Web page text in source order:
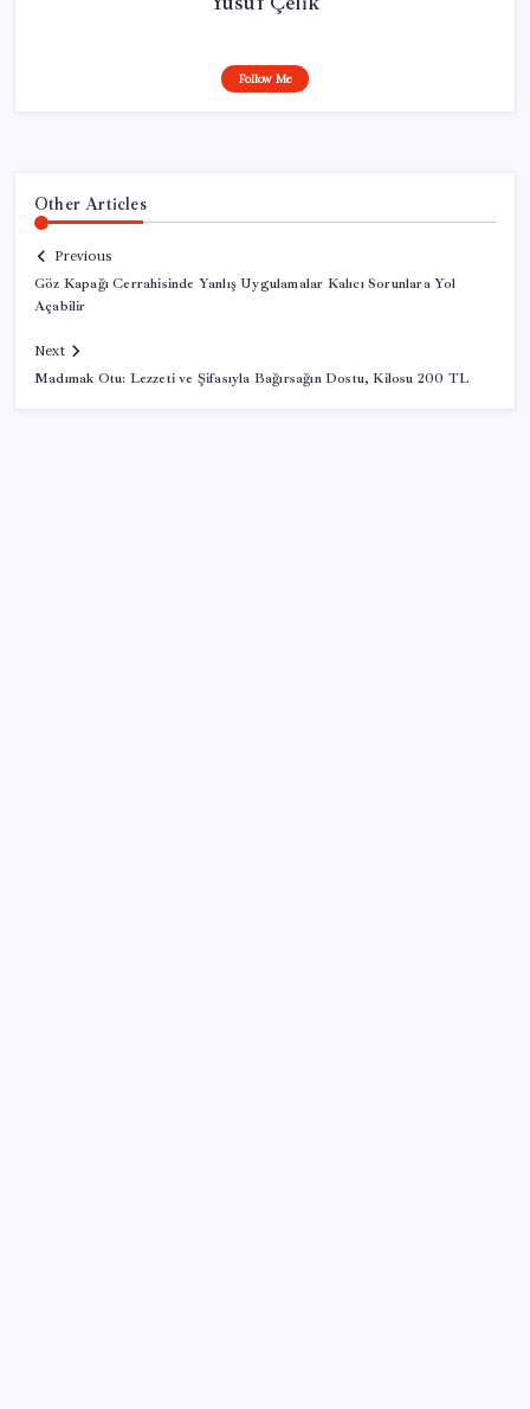
Follow Me
Other Articles
Previous
Göz Kapağı Cerrahisinde Yanlış Uygulamalar Kalıcı Sorunlara Yol
Açabilir
Next
Madımak Otu: Lezzeti ve Şifasıyla Bağırsağın Dostu, Kilosu 200 TL